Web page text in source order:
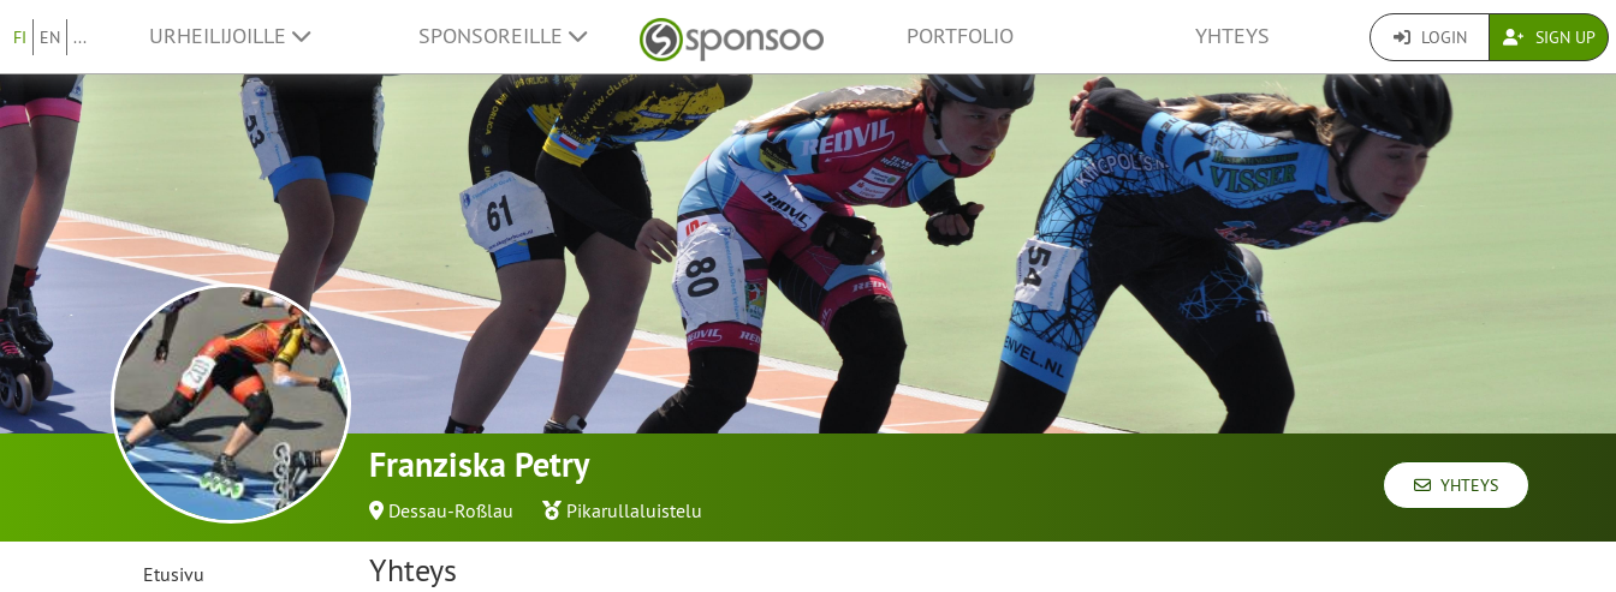
FI EN ... URHEILIJOILLE SPONSOREILLE PORTFOLIO YHTEYS LOGIN SIGN UP
Franziska Petry
Dessau-Roßlau Pikarullaluistelu
YHTEYS
Etusivu
Yhteys